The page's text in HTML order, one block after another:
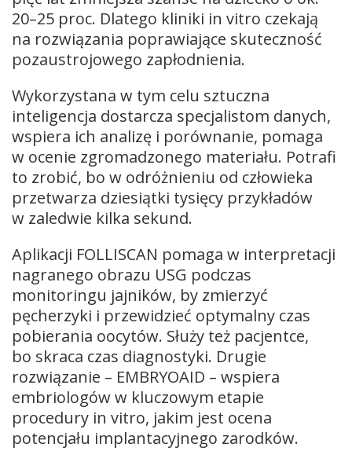
20–25 proc. Dlatego kliniki in vitro czekają
na rozwiązania poprawiające skuteczność
pozaustrojowego zapłodnienia.
Wykorzystana w tym celu sztuczna
inteligencja dostarcza specjalistom danych,
wspiera ich analizę i porównanie, pomaga
w ocenie zgromadzonego materiału. Potrafi
to zrobić, bo w odróżnieniu od człowieka
przetwarza dziesiątki tysięcy przykładów
w zaledwie kilka sekund.
Aplikacji FOLLISCAN pomaga w interpretacji
nagranego obrazu USG podczas
monitoringu jajników, by zmierzyć
pęcherzyki i przewidzieć optymalny czas
pobierania oocytów. Służy też pacjentce,
bo skraca czas diagnostyki. Drugie
rozwiązanie – EMBRYOAID – wspiera
embriologów w kluczowym etapie
procedury in vitro, jakim jest ocena
potencjału implantacyjnego zarodków.